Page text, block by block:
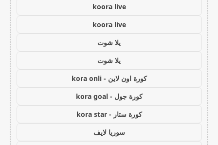
koora live
koora live
يلا شوت
يلا شوت
كورة اون لاين - kora onli
كورة جول - kora goal
كورة ستار - kora star
سوريا لايف